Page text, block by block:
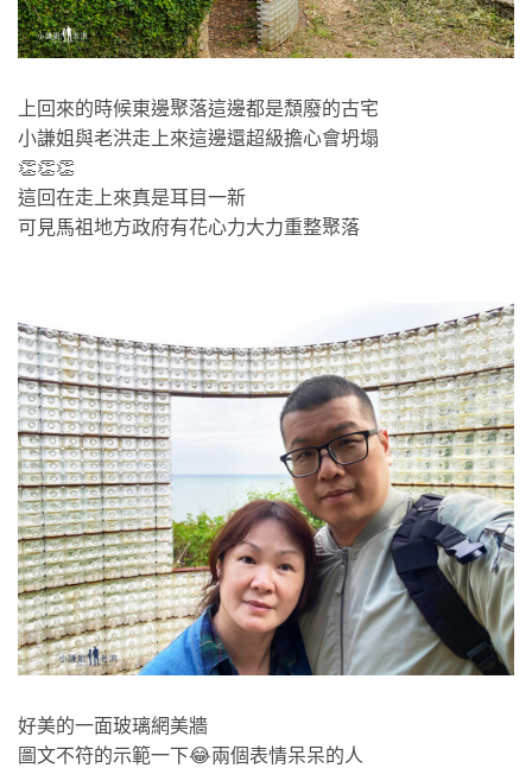
上回來的時候東邊聚落這邊都是頹廢的古宅
小謙姐與老洪走上來這邊還超級擔心會坍塌
👏👏👏
這回在走上來真是耳目一新
可見馬祖地方政府有花心力大力重整聚落
好美的一面玻璃網美牆
圖文不符的示範一下😂兩個表情呆呆的人